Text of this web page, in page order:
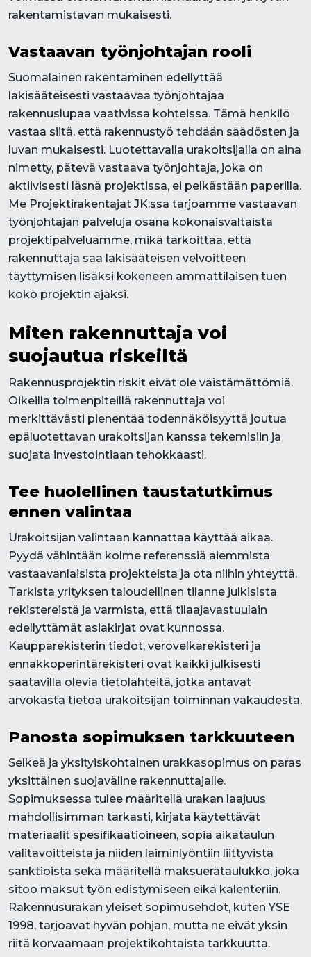
rakentamistavan mukaisesti.
Vastaavan työnjohtajan rooli
Suomalainen rakentaminen edellyttää
lakisääteisesti vastaavaa työnjohtajaa
rakennuslupaa vaativissa kohteissa. Tämä henkilö
vastaa siitä, että rakennustyö tehdään säädösten ja
luvan mukaisesti. Luotettavalla urakoitsijalla on aina
nimetty, pätevä vastaava työnjohtaja, joka on
aktiivisesti läsnä projektissa, ei pelkästään paperilla.
Me Projektirakentajat JK:ssa tarjoamme vastaavan
työnjohtajan palveluja osana kokonaisvaltaista
projektipalveluamme, mikä tarkoittaa, että
rakennuttaja saa lakisääteisen velvoitteen
täyttymisen lisäksi kokeneen ammattilaisen tuen
koko projektin ajaksi.
Miten rakennuttaja voi
suojautua riskeiltä
Rakennusprojektin riskit eivät ole väistämättömiä.
Oikeilla toimenpiteillä rakennuttaja voi
merkittävästi pienentää todennäköisyyttä joutua
epäluotettavan urakoitsijan kanssa tekemisiin ja
suojata investointiaan tehokkaasti.
Tee huolellinen taustatutkimus
ennen valintaa
Urakoitsijan valintaan kannattaa käyttää aikaa.
Pyydä vähintään kolme referenssiä aiemmista
vastaavanlaisista projekteista ja ota niihin yhteyttä.
Tarkista yrityksen taloudellinen tilanne julkisista
rekistereistä ja varmista, että tilaajavastuulain
edellyttämät asiakirjat ovat kunnossa.
Kaupparekisterin tiedot, verovelkarekisteri ja
ennakkoperintärekisteri ovat kaikki julkisesti
saatavilla olevia tietolähteitä, jotka antavat
arvokasta tietoa urakoitsijan toiminnan vakaudesta.
Panosta sopimuksen tarkkuuteen
Selkeä ja yksityiskohtainen urakkasopimus on paras
yksittäinen suojaväline rakennuttajalle.
Sopimuksessa tulee määritellä urakan laajuus
mahdollisimman tarkasti, kirjata käytettävät
materiaalit spesifikaatioineen, sopia aikataulun
välitavoitteista ja niiden laiminlyöntiin liittyvistä
sanktioista sekä määritellä maksuerätaulukko, joka
sitoo maksut työn edistymiseen eikä kalenteriin.
Rakennusurakan yleiset sopimusehdot, kuten YSE
1998, tarjoavat hyvän pohjan, mutta ne eivät yksin
riitä korvaamaan projektikohtaista tarkkuutta.